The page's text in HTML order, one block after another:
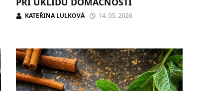
KATEŘINA LULKOVÁ 14. 05. 2026